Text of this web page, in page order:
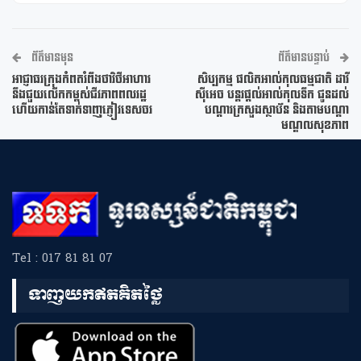
ព័ត៌មានមុន
អាជ្ញាធរក្រុងកំពតរំពឹងថាវិថីអាហារ
នឹងជួយលើកកម្ពស់ជីវភាពពលរដ្ឋ
ហើយកាន់តែទាក់ទាញភ្ញៀវទេសចរ
ព័ត៌មានបន្ទាប់
សិប្បកម្ម ផលិតអាល់កុលធម្មជាតិ ដាវី
ស៊ីអេច បន្តរផ្ដល់អាល់កុលទឹក ជូនដល់
បណ្ដារក្រសួងស្ថាប័ន និងតាមបណ្ដា
មណ្ឌលសុខភាព
Tel : 017 81 81 07
ទាញយកឥតគិតថ្លៃ